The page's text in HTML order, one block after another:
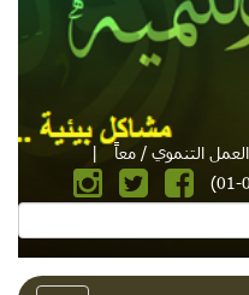
التنموي / معاً
|